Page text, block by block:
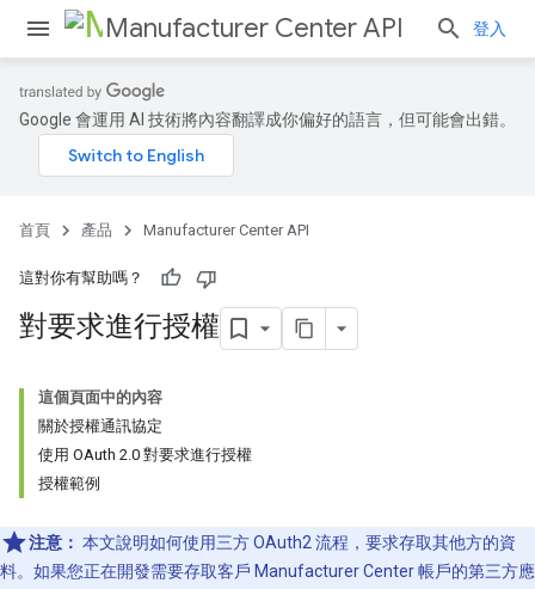
Manufacturer Center API 登入
Google 會運用 AI 技術將內容翻譯成你偏好的語言，但可能會出錯。
首頁 產品 Manufacturer Center API
這對你有幫助嗎？
對要求進行授權
這個頁面中的內容
關於授權通訊協定
使用 OAuth 2.0 對要求進行授權
授權範例
注意： 本文說明如何使用三方 OAuth2 流程，要求存取其他方的資
料。如果您正在開發需要存取客戶 Manufacturer Center 帳戶的第三方應